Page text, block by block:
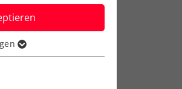
der
die Webseite